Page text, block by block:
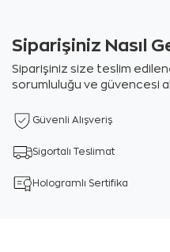
Siparişiniz Nasıl
Siparişiniz size teslim
sorumluluğu ve güvencesi
Güvenli Alışveriş
Sigortalı Teslimat
Hologramlı Sertifika